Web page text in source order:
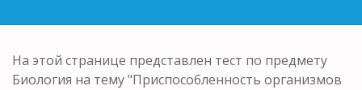
На этой странице представлен тест по предмету
Биология на тему "Приспособленность организмов